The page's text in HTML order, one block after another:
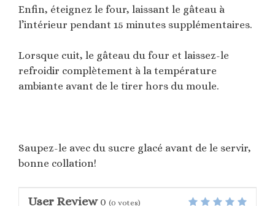
Enfin, éteignez le four, laissant le gâteau à
l’intérieur pendant 15 minutes supplémentaires.
Lorsque cuit, le gâteau du four et laissez-le
refroidir complètement à la température
ambiante avant de le tirer hors du moule.
Saupez-le avec du sucre glacé avant de le servir,
bonne collation!
User Review 0 (0 votes)